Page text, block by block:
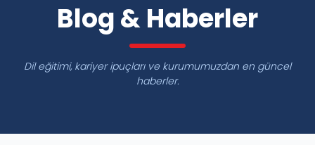
Blog & Haberler
Dil eğitimi, kariyer ipuçları ve kurumumuzdan en güncel
haberler.